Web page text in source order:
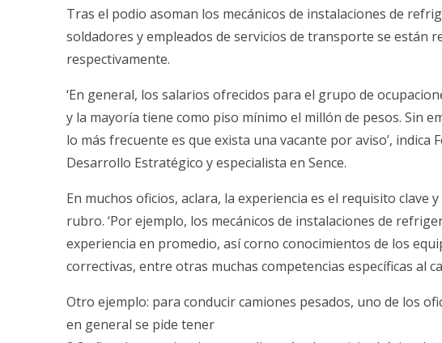
Tras el podio asoman los mecánicos de instalaciones de
soldadores y empleados de servicios de transporte se están
respectivamente.
‘En general, los salarios ofrecidos para el grupo de
y la mayoría tiene como piso mínimo el millón de pesos. Sin
lo más frecuente es que exista una vacante por aviso’, indica
Desarrollo Estratégico y especialista en Sence.
En muchos oficios, aclara, la experiencia es el requisito clave
rubro. ‘Por ejemplo, los mecánicos de instalaciones de
experiencia en promedio, así corno conocimientos de los
correctivas, entre otras muchas competencias específicas al
Otro ejemplo: para conducir camiones pesados, uno de los
en general se pide tener